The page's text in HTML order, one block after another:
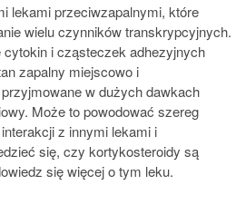
lekami przeciwzapalnymi, które
wielu czynników transkrypcyjnych.
cytokin i cząsteczek adhezyjnych
zapalny miejscowo i
w dużych dawkach
Może to powodować szereg
z innymi lekami i
się, czy kortykosteroidy są
się więcej o tym leku.